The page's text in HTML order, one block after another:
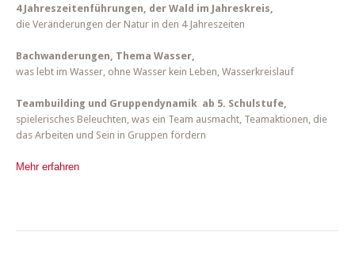
4 Jahreszeitenführungen, der Wald im Jahreskreis,
die Veränderungen der Natur in den 4 Jahreszeiten
Bachwanderungen, Thema Wasser,
was lebt im Wasser, ohne Wasser kein Leben, Wasserkreislauf
Teambuilding und Gruppendynamik ab 5. Schulstufe,
spielerisches Beleuchten, was ein Team ausmacht, Teamaktionen, die
das Arbeiten und Sein in Gruppen fördern
Mehr erfahren